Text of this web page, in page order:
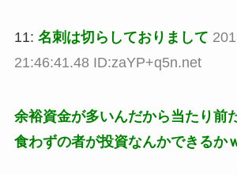
11: 名刺は切らしておりまして
21:46:41.48 ID:zaYP+q5n.net
余裕資金が多いんだから当たり
食わずの者が投資なんかできるか